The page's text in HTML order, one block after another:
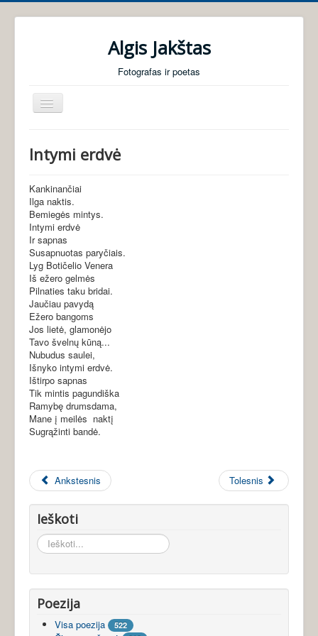
Algis Jakštas
Fotografas ir poetas
Perjungti
navigaciją
Foto galerijos
Poezija
Audio knygos
Apie mane
Intymi erdvė
Kankinančiai
Ilga naktis.
Bemiegės mintys.
Intymi erdvė
Ir sapnas
Susapnuotas paryčiais.
Lyg Botičelio Venera
Iš ežero gelmės
Pilnaties taku bridai.
Jaučiau pavydą
Ežero bangoms
Jos lietė, glamonėjo
Tavo švelnų kūną...
Nubudus saulei,
Išnyko intymi erdvė.
Ištirpo sapnas
Tik mintis pagundiška
Ramybę drumsdama,
Mane į meilės naktį
Sugrąžinti bandė.
Ankstesnis Tolesnis
Ieškoti
Ieškoti...
Poezija
Visa poezija 522